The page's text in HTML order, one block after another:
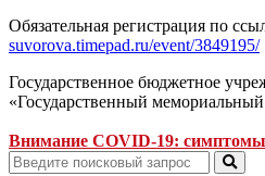
Обязательная регистрация по
suvorova.timepad.ru/event/3849195/
Государственное бюджетное
«Государственный
Внимание COVID-19: